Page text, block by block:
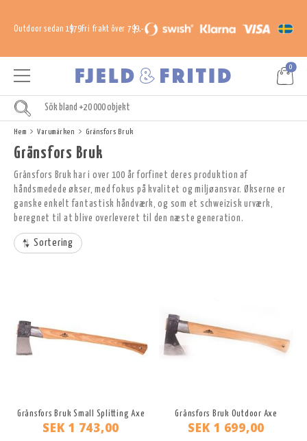
Outdoor sedan 1979Fri frakt över 799,-
0
Hem Varumärken Gränsfors Bruk
Gränsfors Bruk
Gränsfors Bruk har i over 100 år forfinet deres produktion af
håndsmedede økser, med fokus på kvalitet og miljøansvar. Økserne er
ganske enkelt fantastisk håndværk, og som et schweizisk urværk,
beregnet til at blive overleveret til den næste generation.
Sortering
Gränsfors Bruk Small Splitting Axe
SEK 1 743,00
Gränsfors Bruk Outdoor Axe
SEK 1 699,00